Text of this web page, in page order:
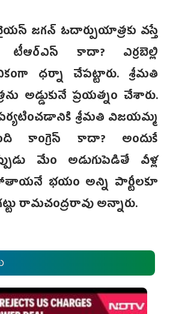
జగ‌న్ ఓదార్పుయాత్ర‌కు వస్తే
టీఆర్‌ఎస్ కాదా? ఎర్రబెల్లి
ధర్నా చేపట్టారు. శ్రీమతి
అడ్డుకునే ప్రయత్నం చేశారు.
శ్రీమతి విజయమ్మ
కాంగ్రెస్ కాదా? అందుకే
మేం అడుగుపెడితే వీళ్ల
భయం అన్ని పార్టీలకూ
రామచంద్రరావు అన్నారు.